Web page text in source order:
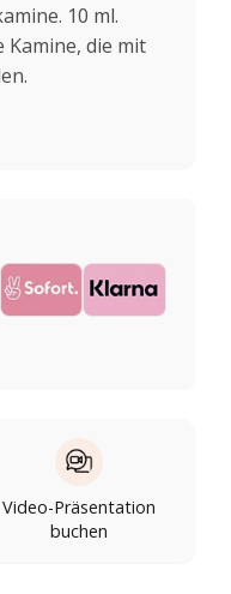
10 ml.
die mit
Video-Präsentation
buchen